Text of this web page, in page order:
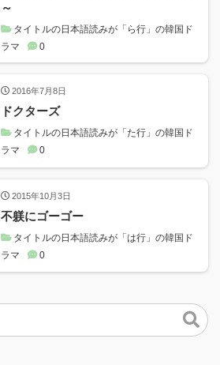
～
タイトルの日本語読みが「ら行」の韓国ド
ラマ
0
2016年7月8日
ドクターズ
タイトルの日本語読みが「た行」の韓国ド
ラマ
0
2015年10月3日
不躾にゴーゴー
タイトルの日本語読みが「は行」の韓国ド
ラマ
0